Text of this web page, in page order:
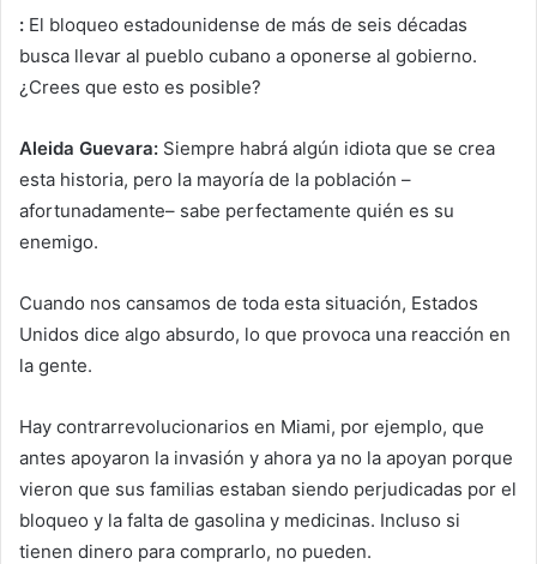
: El bloqueo estadounidense de más de seis décadas
busca llevar al pueblo cubano a oponerse al gobierno.
¿Crees que esto es posible?
Aleida Guevara: Siempre habrá algún idiota que se crea
esta historia, pero la mayoría de la población –
afortunadamente– sabe perfectamente quién es su
enemigo.
Cuando nos cansamos de toda esta situación, Estados
Unidos dice algo absurdo, lo que provoca una reacción en
la gente.
Hay contrarrevolucionarios en Miami, por ejemplo, que
antes apoyaron la invasión y ahora ya no la apoyan porque
vieron que sus familias estaban siendo perjudicadas por el
bloqueo y la falta de gasolina y medicinas. Incluso si
tienen dinero para comprarlo, no pueden.